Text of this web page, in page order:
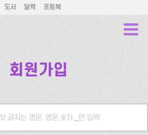
도서 달력 포토북
회원가입
첫 글자는 영문. 영문,숫자,_만 입력.